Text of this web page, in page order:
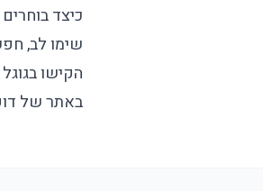
כיצד
שימו לב,
הקישו
באתר של